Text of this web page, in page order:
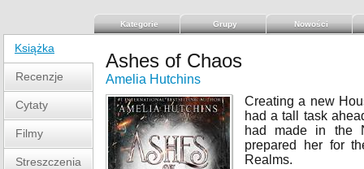
Kategorie Grupy Nowości
Książka
Recenzje
Cytaty
Filmy
Streszczenia
Ashes of Chaos
Amelia Hutchins
Creating a new
had a tall task
had made in the
prepared her for
Realms.